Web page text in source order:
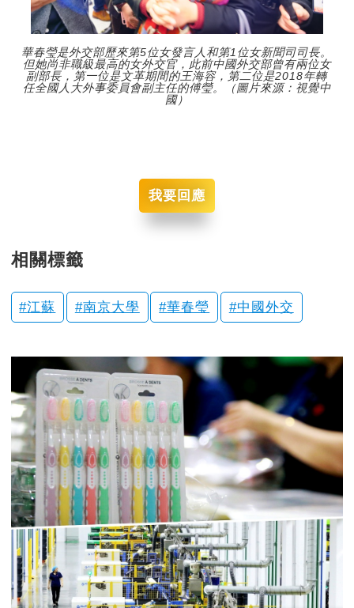
華春瑩是外交部歷來第5位女發言人和第1位女新聞司司長。
但她尚非職級最高的女外交官，此前中國外交部曾有兩位女
副部長，第一位是文革期間的王海容，第二位是2018年轉
任全國人大外事委員會副主任的傅瑩。（圖片來源：視覺中
國）
我要回應
相關標籤
江蘇 南京大學 華春瑩 中國外交